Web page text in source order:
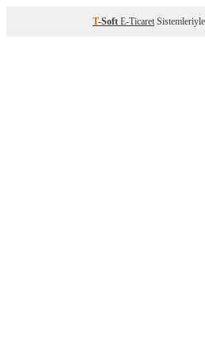
T-Soft E-Ticaret Sistemleriyle